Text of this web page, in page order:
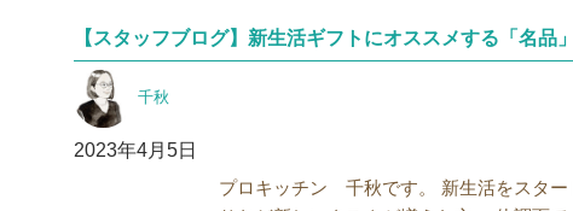
【スタッフブログ】新生活ギフトにオススメする「名品」
稿
千秋
投
2023年4月5日
プロキッチン 千秋です。 新生活をスタ